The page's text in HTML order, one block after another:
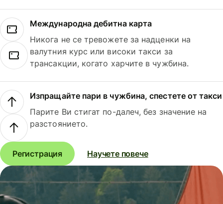
Международна дебитна карта
Никога не се тревожете за надценки на
валутния курс или високи такси за
трансакции, когато харчите в чужбина.
Изпращайте пари в чужбина, спестете от такси
Парите Ви стигат по-далеч, без значение на
разстоянието.
Регистрация Научете повече